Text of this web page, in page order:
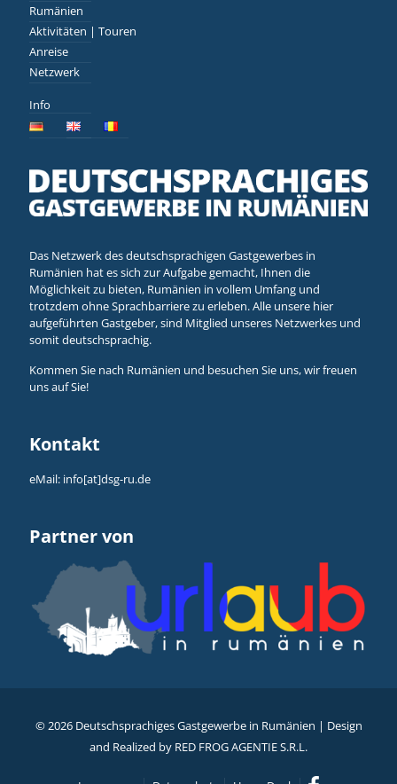
Rumänien
Aktivitäten | Touren
Anreise
Netzwerk
Info
Das Netzwerk des deutschsprachigen Gastgewerbes in
Rumänien hat es sich zur Aufgabe gemacht, Ihnen die
Möglichkeit zu bieten, Rumänien in vollem Umfang und
trotzdem ohne Sprachbarriere zu erleben. Alle unsere hier
aufgeführten Gastgeber, sind Mitglied unseres Netzwerkes und
somit deutschsprachig.
Kommen Sie nach Rumänien und besuchen Sie uns, wir freuen
uns auf Sie!
Kontakt
eMail: info[at]dsg-ru.de
Partner von
©2026 Deutschsprachiges Gastgewerbe in Rumänien | Design
and Realized by RED FROG AGENTIE S.R.L.